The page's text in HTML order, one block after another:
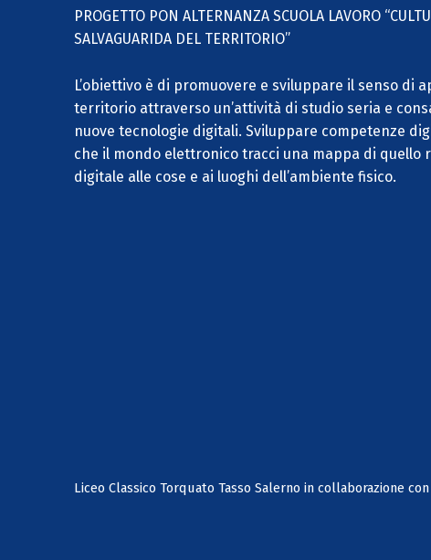
PROGETTO PON ALTERNANZA SCUOLA LAVORO
SALVAGUARIDA DEL TERRITORIO”
L’obiettivo è di promuovere e sviluppare il senso di
territorio attraverso un’attività di studio seria e
nuove tecnologie digitali. Sviluppare competenze
che il mondo elettronico tracci una mappa di quello
digitale alle cose e ai luoghi dell’ambiente fisico.
Liceo Classico Torquato Tasso Salerno in collaborazione con